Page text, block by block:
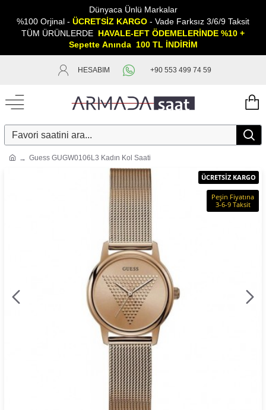
Dünyaca Ünlü Markalar
%100 Orjinal - ÜCRETSİZ KARGO - Vade Farksız 3/6/9 Taksit
TÜM ÜRÜNLERDE HAVALE-EFT ÖDEMELERİNDE %10 +
Sepette Anında 100 TL İNDİRİM
HESABIM +90 553 499 74 59
Guess GUGW0106L3 Kadın Kol Saati
ÜCRETSİZ KARGO
Peşin Fiyatına
3-6-9 Taksit